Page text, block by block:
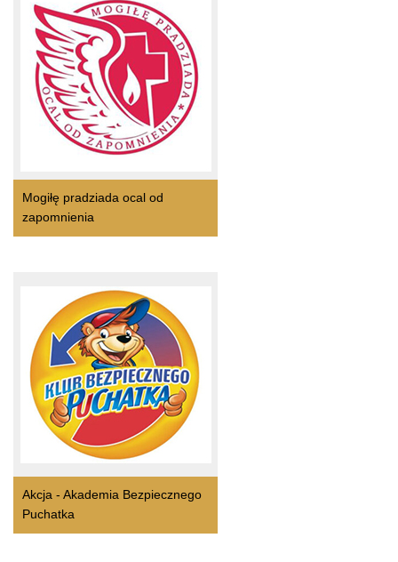
Mogiłę pradziada ocal od
zapomnienia
Akcja - Akademia Bezpiecznego
Puchatka